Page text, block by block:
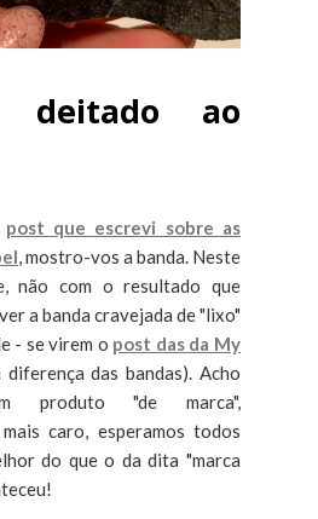
deitado ao
post que escrevi sobre as
, mostro-vos a banda. Neste
não com o resultado que
a banda cravejada de "lixo"
- se virem o post das da My
diferença das bandas). Acho
produto "de marca",
caro, esperamos todos
do que o da dita "marca